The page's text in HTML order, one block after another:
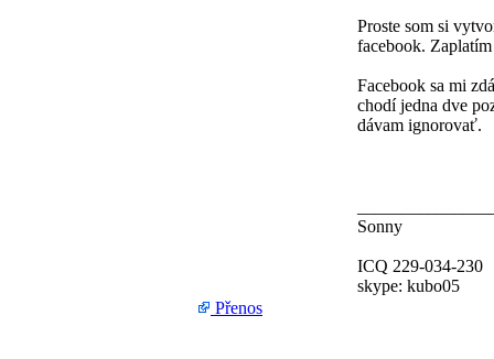
Proste som si
facebook.
Facebook sa mi
chodí jedna dve
dávam ignorovať.
Sonny
ICQ 229-034-230
skype: kubo05
Přenos